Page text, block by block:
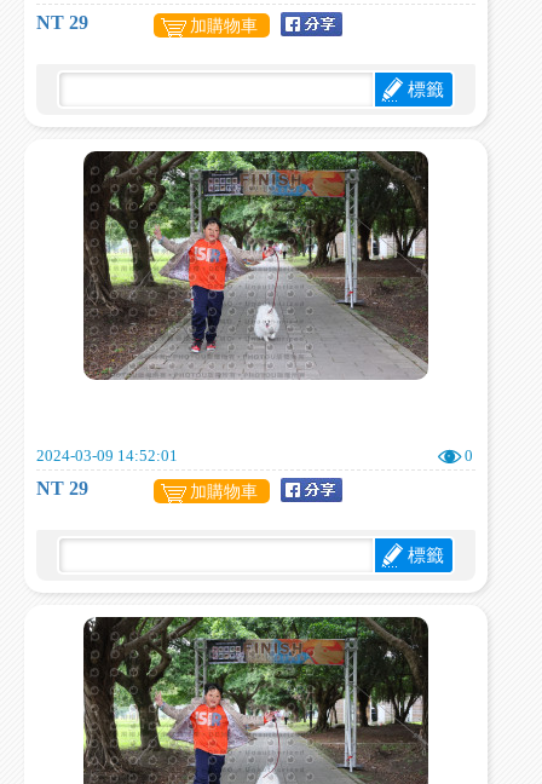
NT 29 加購物車
標籤
2024-03-09 14:52:01 0
NT 29 加購物車
標籤